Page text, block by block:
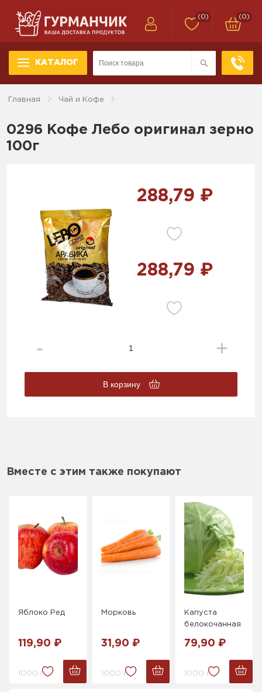
КАТАЛОГ
(0) (0)
Главная Чай и Кофе
0296 Кофе Лебо оригинал зерно
100г
288,79 ₽
288,79 ₽
В корзину
Вместе с этим также покупают
Яблоко Ред
119,90 ₽
1000 г.
Морковь
31,90 ₽
1000 г.
Капуста
белокочанная
79,90 ₽
1000 г.